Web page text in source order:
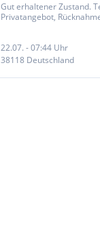
Gut erhaltener Zustand.
Privatangebot,
Deutschland...
22.07. - 07:44 Uhr
38118 Deutschland